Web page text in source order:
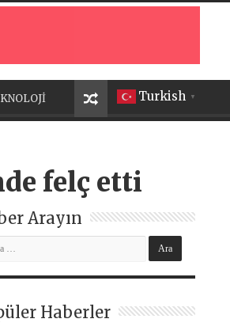
Turkish ▼
felç etti
Arayın
Haberler